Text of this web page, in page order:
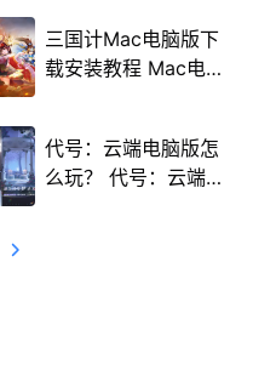
三国计Mac电脑版下
载安装教程 Mac电脑
代号：云端电脑版怎
么玩？ 代号：云端性